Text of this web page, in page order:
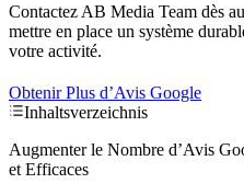
Contactez AB Media Team dès
mettre en place un système
votre activité.
Obtenir Plus d’Avis Google
Inhaltsverzeichnis
Augmenter le Nombre d’Avis
et Efficaces